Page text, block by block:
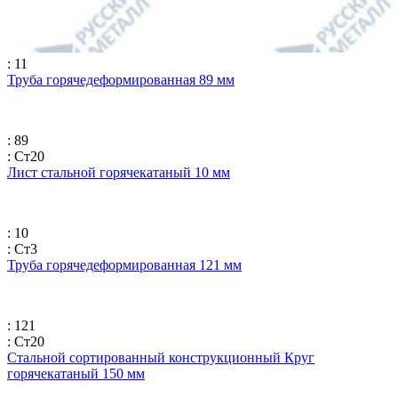
: 11
Труба горячедеформированная 89 мм
: 89
: Ст20
Лист стальной горячекатаный 10 мм
: 10
: Ст3
Труба горячедеформированная 121 мм
: 121
: Ст20
Стальной сортированный конструкционный Круг
горячекатаный 150 мм